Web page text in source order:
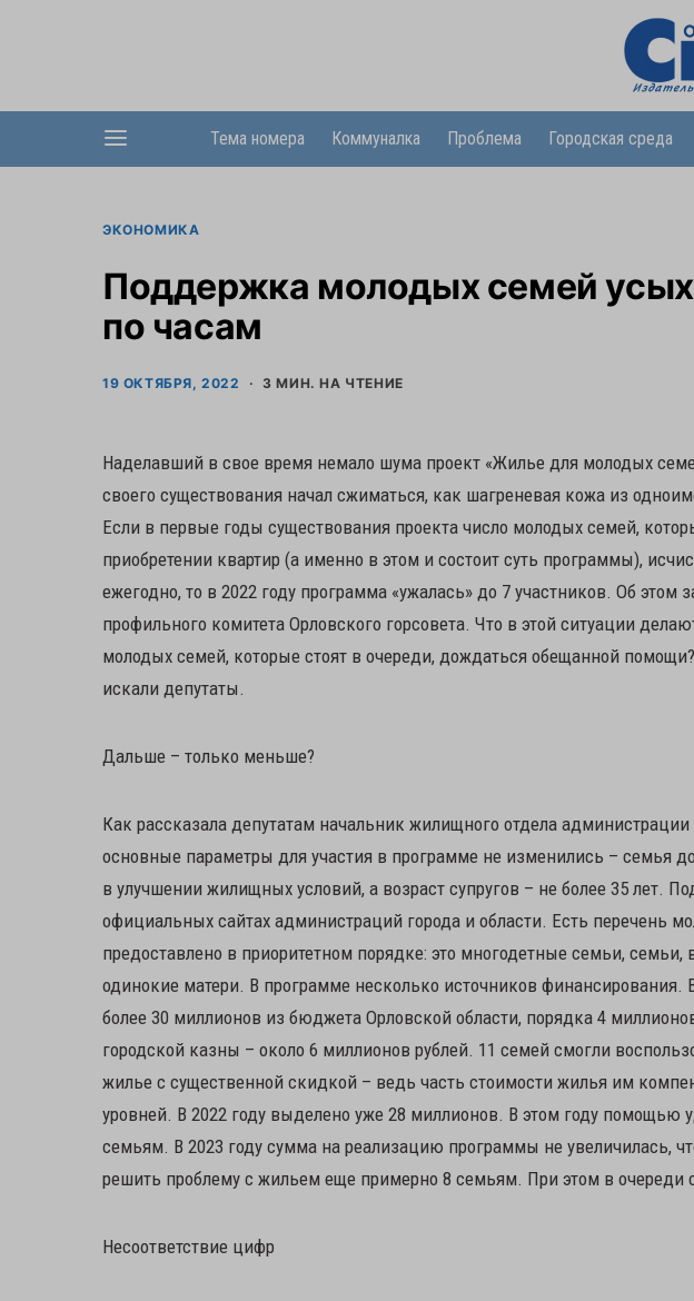
Тема номера Коммуналка Проблема Городская среда
ЭКОНОМИКА
Поддержка молодых семей
по часам
19 ОКТЯБРЯ, 2022 3 МИН. НА ЧТЕНИЕ
Наделавший в свое время немало шума проект «Жилье для молодых
своего существования начал сжиматься, как шагреневая кожа из
Если в первые годы существования проекта число молодых семей,
приобретении квартир (а именно в этом и состоит суть программы),
ежегодно, то в 2022 году программа «ужалась» до 7 участников. Об этом
профильного комитета Орловского горсовета. Что в этой ситуации
молодых семей, которые стоят в очереди, дождаться обещанной
искали депутаты.
Дальше – только меньше?
Как рассказала депутатам начальник жилищного отдела
основные параметры для участия в программе не изменились – семья
в улучшении жилищных условий, а возраст супругов – не более 35 лет.
официальных сайтах администраций города и области. Есть перечень
предоставлено в приоритетном порядке: это многодетные семьи,
одинокие матери. В программе несколько источников финансирования.
более 30 миллионов из бюджета Орловской области, порядка 4
городской казны – около 6 миллионов рублей. 11 семей смогли
жилье с существенной скидкой – ведь часть стоимости жилья им
уровней. В 2022 году выделено уже 28 миллионов. В этом году помощью
семьям. В 2023 году сумма на реализацию программы не увеличилась,
решить проблему с жильем еще примерно 8 семьям. При этом в очереди
Несоответствие цифр